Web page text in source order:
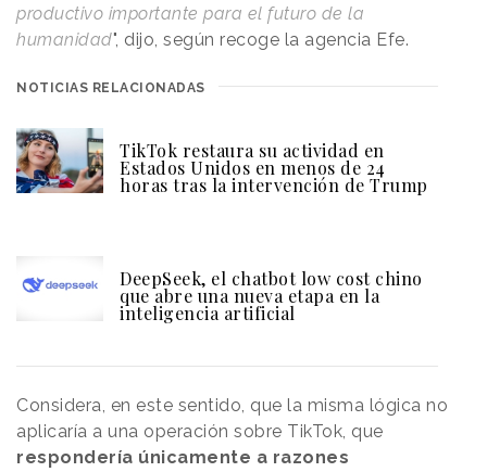
productivo importante para el futuro de la
humanidad", dijo, según recoge la agencia Efe.
NOTICIAS RELACIONADAS
TikTok restaura su actividad en
Estados Unidos en menos de 24
horas tras la intervención de Trump
DeepSeek, el chatbot low cost chino
que abre una nueva etapa en la
inteligencia artificial
Considera, en este sentido, que la misma lógica no
aplicaría a una operación sobre TikTok, que
respondería únicamente a razones